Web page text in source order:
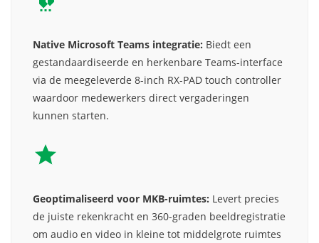
Native Microsoft Teams integratie: Biedt een
gestandaardiseerde en herkenbare Teams-interface
via de meegeleverde 8-inch RX-PAD touch controller
waardoor medewerkers direct vergaderingen
kunnen starten.
Geoptimaliseerd voor MKB-ruimtes: Levert precies
de juiste rekenkracht en 360-graden beeldregistratie
om audio en video in kleine tot middelgrote ruimtes